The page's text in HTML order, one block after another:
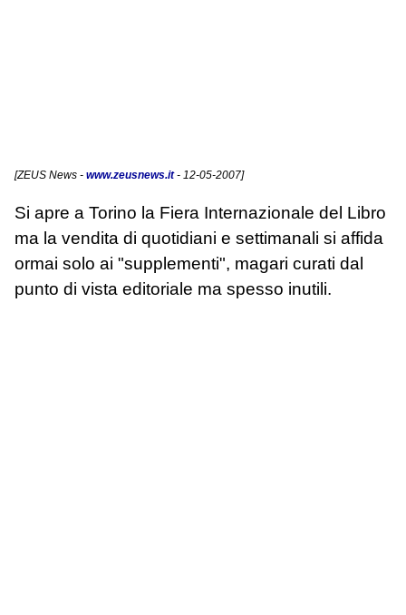
[ZEUS News - www.zeusnews.it- 12-05-2007]
Si apre a Torino la Fiera Internazionale del Libro
ma la vendita di quotidiani e settimanali si affida
ormai solo ai "supplementi", magari curati dal
punto di vista editoriale ma spesso inutili.